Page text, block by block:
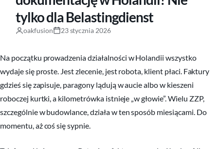
tylko dla Belastingdienst
oakfusion 23 stycznia 2026
Na początku prowadzenia działalności w Holandii wszystko
wydaje się proste. Jest zlecenie, jest robota, klient płaci. Faktury
gdzieś się zapisuje, paragony lądują w aucie albo w kieszeni
roboczej kurtki, a kilometrówka istnieje „w głowie”. Wielu ZZP,
szczególnie w budowlance, działa w ten sposób miesiącami. Do
momentu, aż coś się sypnie.